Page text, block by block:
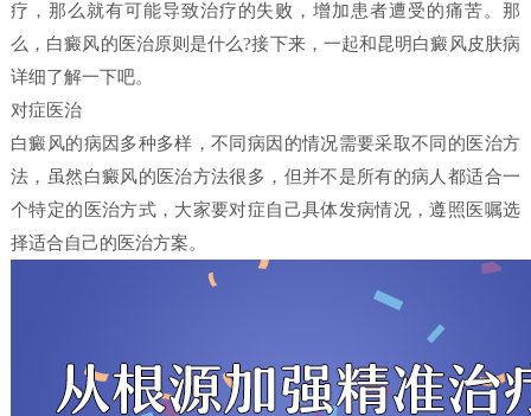
疗，那么就有可能导致治疗的失败，增加患者遭受的痛苦。那
么，白癜风的医治原则是什么?接下来，一起和昆明白癜风皮肤病
详细了解一下吧。
对症医治
白癜风的病因多种多样，不同病因的情况需要采取不同的医治方
法，虽然白癜风的医治方法很多，但并不是所有的病人都适合一
个特定的医治方式，大家要对症自己具体发病情况，遵照医嘱选
择适合自己的医治方案。